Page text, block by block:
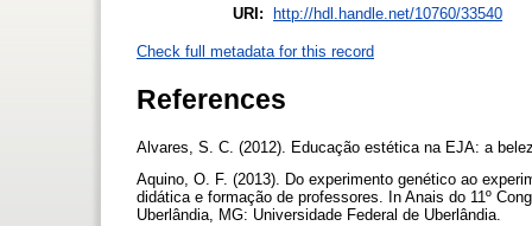
URI: http://hdl.handle.net/10760/33540
Check full metadata for this record
References
Alvares, S. C. (2012). Educação estética na EJA: a
Aquino, O. F. (2013). Do experimento genético ao
didática e formação de professores. In Anais do 11º
Uberlândia, MG: Universidade Federal de Uberlândia.